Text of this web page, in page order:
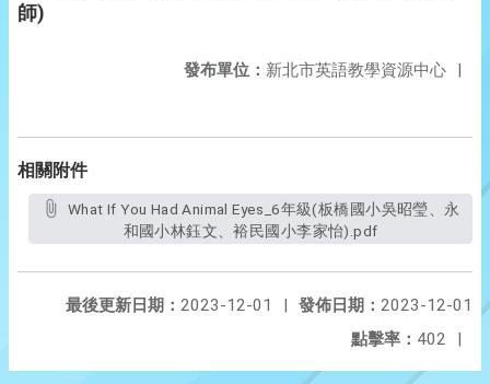
師)
發布單位： 新北市英語教學資源中心 |
相關附件
和國小林鈺文、裕民國小李家怡).pdf
發佈日期： 2023-12-01
最後更新日期： 2023-12-01
|
點擊率： 402 |